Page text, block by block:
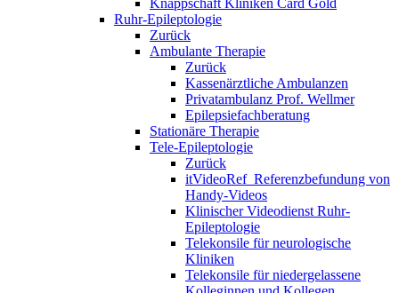
Knappschaft Kliniken Card Gold
Ruhr-Epileptologie
Zurück
Ambulante Therapie
Zurück
Kassenärztliche Ambulanzen
Privatambulanz Prof. Wellmer
Epilepsiefachberatung
Stationäre Therapie
Tele-Epileptologie
Zurück
itVideoRef_Referenzbefundung von
Handy-Videos
Klinischer Videodienst Ruhr-
Epileptologie
Telekonsile für neurologische
Kliniken
Telekonsile für niedergelassene